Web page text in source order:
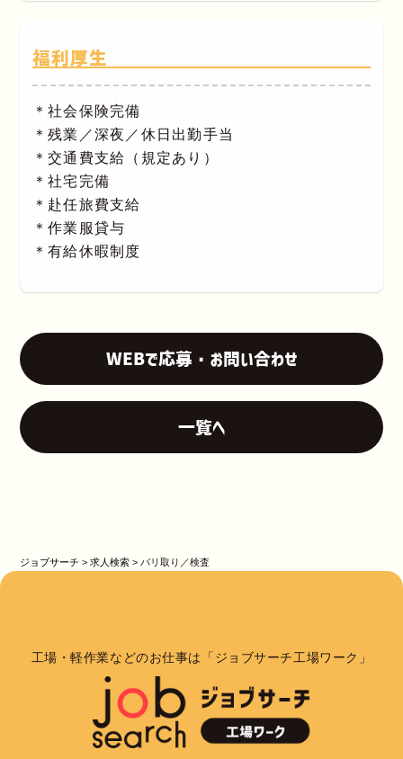
福利厚生
＊社会保険完備
＊残業／深夜／休日出勤手当
＊交通費支給（規定あり）
＊社宅完備
＊赴任旅費支給
＊作業服貸与
＊有給休暇制度
WEBで応募・お問い合わせ
一覧へ
ジョブサーチ >求人検索 >バリ取り／検査
工場・軽作業などのお仕事は「ジョブサーチ工場ワーク」